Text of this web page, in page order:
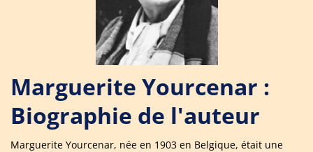
Marguerite Yourcenar :
Biographie de l'auteur
Marguerite Yourcenar, née en 1903 en Belgique, était une